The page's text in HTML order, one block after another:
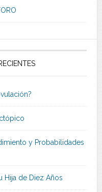
y Probabilidades
Hija de Diez Años